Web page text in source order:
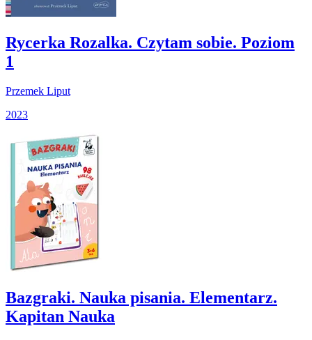
Rycerka Rozalka. Czytam sobie. Poziom
1
Przemek Liput
2023
Bazgraki. Nauka pisania. Elementarz.
Kapitan Nauka